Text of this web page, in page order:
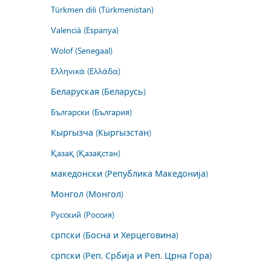
Türkmen dili (Türkmenistan)
Valencià (Espanya)
Wolof (Senegaal)
Ελληνικά (Ελλάδα)
Беларуская (Беларусь)
Български (България)
Кыргызча (Кыргызстан)
Қазақ (Қазақстан)
македонски (Република Македонија)
Монгол (Монгол)
Русский (Россия)
српски (Босна и Херцеговина)
српски (Реп. Србија и Реп. Црна Гора)